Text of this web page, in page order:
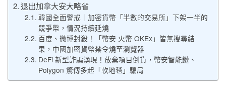
退出加拿大安大略省
韓國全面警戒｜加密貨幣「半數的交易所」下架一半的
競爭幣，情況持續延燒
百度、微博封殺！「幣安 火幣 OKEx」皆無搜尋結
果，中國加密貨幣禁令燒至瀏覽器
DeFi 新型詐騙湧現！放棄項目倒貨，幣安智能鏈、
Polygon 驚傳多起「軟地毯」騙局